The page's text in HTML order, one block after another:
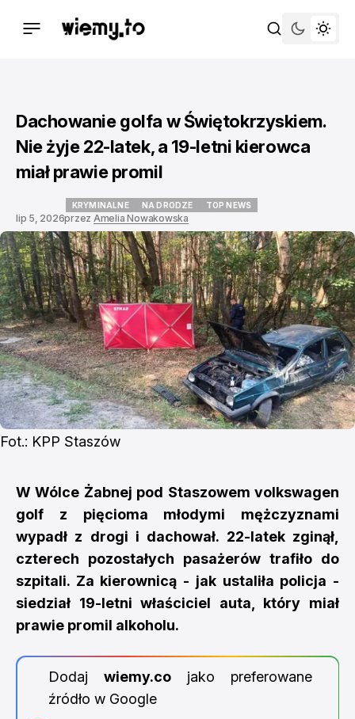
Dachowanie golfa w Świętokrzyskiem.
Nie żyje 22-latek, a 19-letni kierowca
miał prawie promil
KRYMINALNE NA DRODZE TOP NEWS
lip 5, 2026przez Amelia Nowakowska
Fot.: KPP Staszów
W Wólce Żabnej pod Staszowem volkswagen
golf z pięcioma młodymi mężczyznami
wypadł z drogi i dachował. 22-latek zginął,
czterech pozostałych pasażerów trafiło do
szpitali. Za kierownicą - jak ustaliła policja -
siedział 19-letni właściciel auta, który miał
prawie promil alkoholu.
Dodaj wiemy.cojako preferowane
źródło w Google